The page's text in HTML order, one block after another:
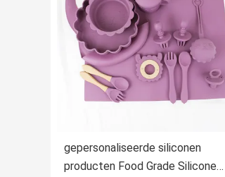
gepersonaliseerde siliconen
producten Food Grade Silicone